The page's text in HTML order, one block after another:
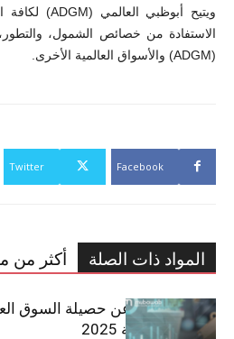
ويتيح أبوظبي العالمي (ADGM) لكافة
الاستفادة من خصائص الشمول، والتطور،
(
ADGM) والأسواق العالمية الأخرى.
Facebook
Twitter
المواد ذات الصلة أكثر من
مبوب تكشف عن حصيلة السوق
في تونس لسنة 2025